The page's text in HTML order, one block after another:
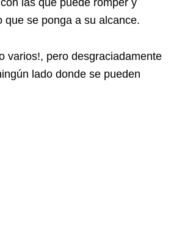
con las que puede romper y
que se ponga a su alcance.
varios!, pero desgraciadamente
lado donde se pueden